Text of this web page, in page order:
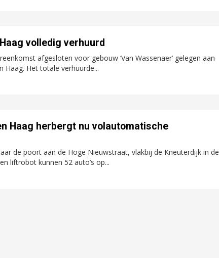
volledig verhuurd
afgesloten voor gebouw ‘Van Wassenaer’ gelegen aan
Haag. Het totale verhuurde...
Haag herbergt nu volautomatische
de poort aan de Hoge Nieuwstraat, vlakbij de Kneuterdijk in de
liftrobot kunnen 52 auto’s op...